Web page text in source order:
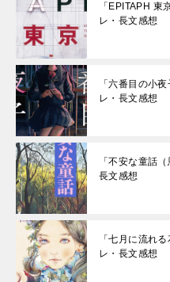
「EPITAPH 東
レ・長文感想
「六番目の小
レ・長文感想
「不安な童話
長文感想
「七月に流れ
レ・長文感想